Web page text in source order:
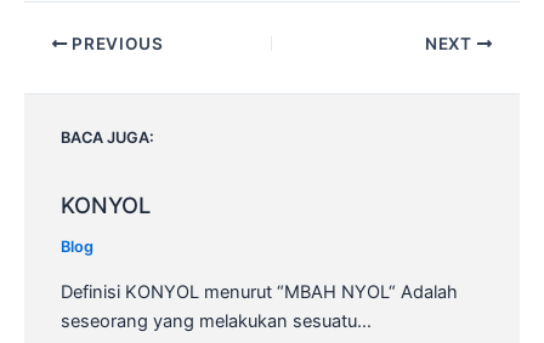
Post PREVIOUS NEXT
BACA JUGA:
KONYOL
Blog
Definisi KONYOL menurut “MBAH NYOL“ Adalah
seseorang yang melakukan sesuatu…